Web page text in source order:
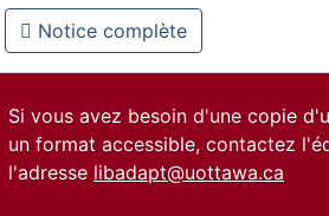
Notice complète
Si vous avez besoin d'une copie
un format accessible, contactez
l'adresse libadapt@uottawa.ca